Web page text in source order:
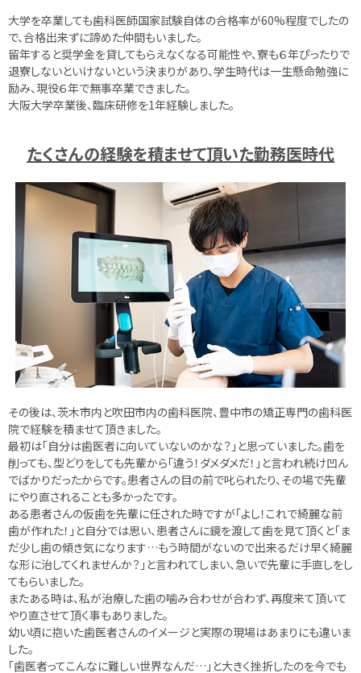
大学を卒業しても歯科医師国家試験自体の合格率が60%程度でしたの
で、合格出来ずに諦めた仲間もいました。
留年すると奨学金を貸してもらえなくなる可能性や、寮も６年ぴったりで
退寮しないといけないという決まりがあり、学生時代は一生懸命勉強に
励み、現役６年で無事卒業できました。
大阪大学卒業後、臨床研修を1年経験しました。
たくさんの経験を積ませて頂いた勤務医時代
その後は、茨木市内と吹田市内の歯科医院、豊中市の矯正専門の歯科医
院で経験を積ませて頂きました。
最初は「自分は歯医者に向いていないのかな？」と思っていました。歯を
削っても、型どりをしても先輩から「違う！ダメダメだ！」と言われ続け凹ん
でばかりだったからです。患者さんの目の前で叱られたり、その場で先輩
にやり直されることも多かったです。
ある患者さんの仮歯を先輩に任された時ですが「よし！これで綺麗な前
歯が作れた！」と自分では思い、患者さんに鏡を渡して歯を見て頂くと「ま
だ少し歯の傾き気になります…もう時間がないので出来るだけ早く綺麗
な形に治してくれませんか？」と言われてしまい、急いで先輩に手直しをし
てもらいました。
またある時は、私が治療した歯の噛み合わせが合わず、再度来て頂いて
やり直させて頂く事もありました。
幼い頃に抱いた歯医者さんのイメージと実際の現場はあまりにも違いま
した。
「歯医者ってこんなに難しい世界なんだ…」と大きく挫折したのを今でも